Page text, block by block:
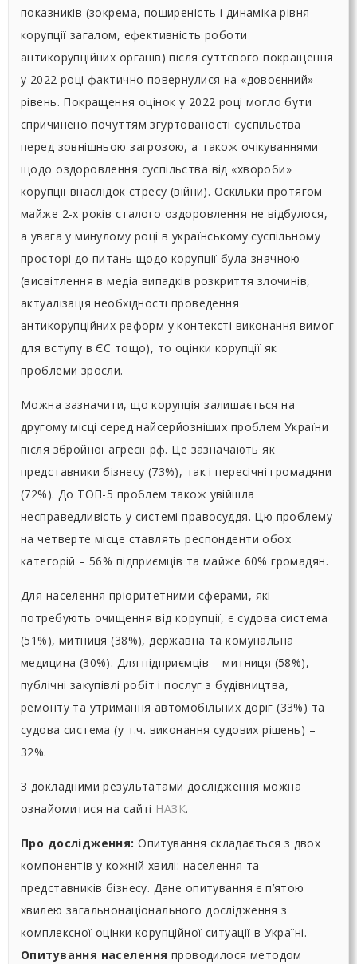
показників (зокрема, поширеність і динаміка рівня
корупції загалом, ефективність роботи
антикорупційних органів) після суттєвого покращення
у 2022 році фактично повернулися на «довоєнний»
рівень. Покращення оцінок у 2022 році могло бути
спричинено почуттям згуртованості суспільства
перед зовнішньою загрозою, а також очікуваннями
щодо оздоровлення суспільства від «хвороби»
корупції внаслідок стресу (війни). Оскільки протягом
майже 2-х років сталого оздоровлення не відбулося,
а увага у минулому році в українському суспільному
просторі до питань щодо корупції була значною
(висвітлення в медіа випадків розкриття злочинів,
актуалізація необхідності проведення
антикорупційних реформ у контексті виконання вимог
для вступу в ЄС тощо), то оцінки корупції як
проблеми зросли.
Можна зазначити, що корупція залишається на
другому місці серед найсерйозніших проблем України
після збройної агресії рф. Це зазначають як
представники бізнесу (73%), так і пересічні громадяни
(72%). До ТОП-5 проблем також увійшла
несправедливість у системі правосуддя. Цю проблему
на четверте місце ставлять респонденти обох
категорій – 56% підприємців та майже 60% громадян.
Для населення пріоритетними сферами, які
потребують очищення від корупції, є судова система
(51%), митниця (38%), державна та комунальна
медицина (30%). Для підприємців – митниця (58%),
публічні закупівлі робіт і послуг з будівництва,
ремонту та утримання автомобільних доріг (33%) та
судова система (у т.ч. виконання судових рішень) –
32%.
З докладними результатами дослідження можна
ознайомитися на сайті НАЗК.
Про дослідження: Опитування складається з двох
компонентів у кожній хвилі: населення та
представників бізнесу. Дане опитування є п’ятою
хвилею загальнонаціонального дослідження з
комплексної оцінки корупційної ситуації в Україні.
Опитування населення проводилося методом